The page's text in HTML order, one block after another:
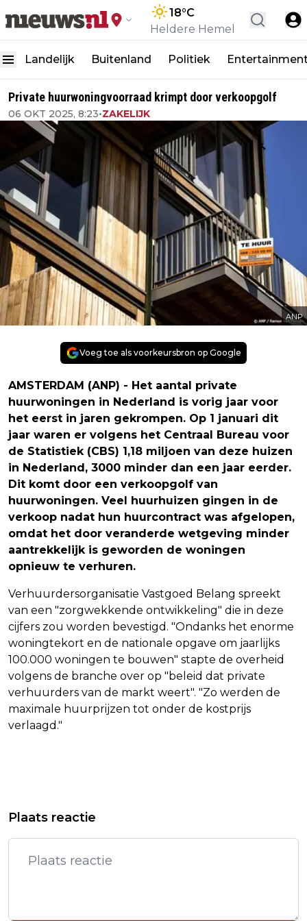
18°C
Heldere Hemel
Landelijk Buitenland Politiek
Private huurwoningvoorraad krimpt door verkoopgolf
06 OKT 2025, 8:23•ZAKELIJK
ANP
Voeg toe als voorkeursbron op Google
AMSTERDAM (ANP) - Het aantal private
huurwoningen in Nederland is vorig jaar voor
het eerst in jaren gekrompen. Op 1 januari dit
jaar waren er volgens het Centraal Bureau voor
de Statistiek (CBS) 1,18 miljoen van deze huizen
in Nederland, 3000 minder dan een jaar eerder.
Dit komt door een verkoopgolf van
huurwoningen. Veel huurhuizen gingen in de
verkoop nadat hun huurcontract was afgelopen,
omdat het door veranderde wetgeving minder
aantrekkelijk is geworden de woningen
opnieuw te verhuren.
Verhuurdersorganisatie Vastgoed Belang spreekt
van een "zorgwekkende ontwikkeling" die in deze
cijfers zou worden bevestigd. "Ondanks het enorme
woningtekort en de nationale opgave om jaarlijks
100.000 woningen te bouwen" stapte de overheid
volgens de branche over op "beleid dat private
verhuurders van de markt weert". "Zo werden de
maximale huurprijzen tot onder de kostprijs
verlaagd."
GALA VOOR AIDSFONDS
ONDERZOEK: NEDERLAND HERBERGT
GROOTSTE DEEL EUROPESE
KINDERPORNO
Plaats reactie